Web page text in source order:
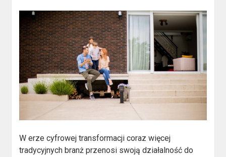
W erze cyfrowej transformacji coraz więcej
tradycyjnych branż przenosi swoją działalność do